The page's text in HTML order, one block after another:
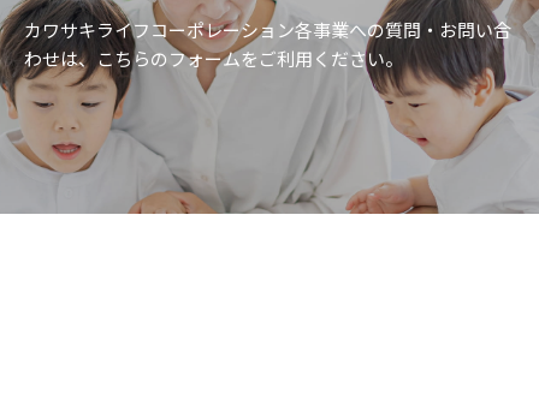
カワサキライフコーポレーション各事業への質問・お問い合
わせは、 こちらのフォームをご利用ください。